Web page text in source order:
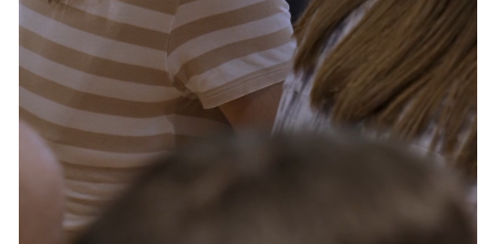
Servizi e accessibilità
Contatti
FAQ
Biglietti